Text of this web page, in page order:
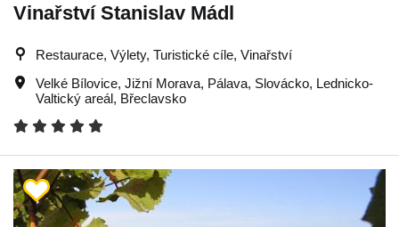
Vinařství Stanislav Mádl
Restaurace, Výlety, Turistické cíle, Vinařství
Velké Bílovice, Jižní Morava, Pálava, Slovácko, Lednicko-
Valtický areál, Břeclavsko